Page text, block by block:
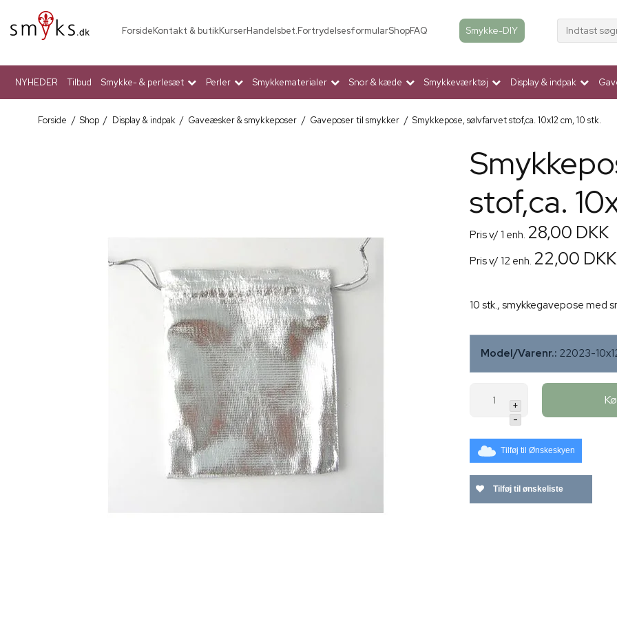
ForsideKontakt & butikKurserHandelsbet.FortrydelsesformularShopFAQ Smykke-DIY Indtast
NYHEDER Tilbud Smykke- & perlesæt Perler Smykkematerialer Snor & kæde Smykkeværktøj Display & indpak
Forside / Shop / Display & indpak / Gaveæsker & smykkeposer / Gaveposer til smykker / Smykkepose, sølvfarvet stof,ca. 10x12 cm, 10 stk.
stof,ca.
Pris v/ 1 enh. 28,00 DKK
Pris v/ 12 enh. 22,00 DKK
10 stk., smykkegavepose med
Model/Varenr.: 22023-
+
-
Tilføj til Ønskeskyen
Tilføj til ønskeliste